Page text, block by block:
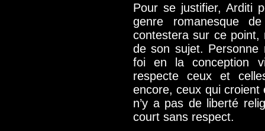
Pour se justifier, Arditi
genre romanesque
contestera sur ce point,
de son sujet. Personne
foi en la conception
respecte ceux et
encore, ceux qui
n’y a pas de liberté
court sans respect.